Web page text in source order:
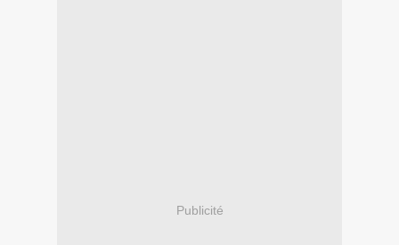
Publicité